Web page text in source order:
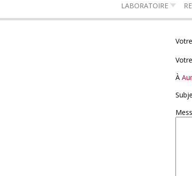
LABORATOIRE
À